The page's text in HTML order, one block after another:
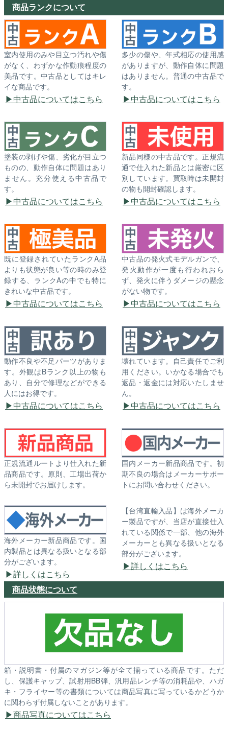
商品ランクについて
室内使用のみや目立つ汚れや傷
がなく、わずかな作動痕程度の
美品です。中古品としてはキレ
イな商品です。
中古品についてはこちら
多少の傷や、年式相応の使用感
がありますが、動作自体に問題
はありません。普通の中古品で
す。
中古品についてはこちら
塗装の剥げや傷、劣化が目立つ
ものの、動作自体に問題はあり
ません。充分使える中古品で
す。
中古品についてはこちら
新品同様の中古品です。正規流
通で仕入れた新品とは厳密に区
別しています。買取時は未開封
の物も開封確認します。
中古品についてはこちら
既に登録されていたランクA品
よりも状態が良い等の時のみ登
録する、ランクAの中でも特に
きれいな中古品です。
中古品についてはこちら
中古品の発火式モデルガンで、
発火動作が一度も行われおら
ず、発火に伴うダメージの懸念
がない物です。
中古品についてはこちら
動作不良や不足パーツがありま
す。外観はBランク以上の物も
あり、自分で修理などができる
人にはお得です。
中古品についてはこちら
壊れています。自己責任でご利
用ください。いかなる場合でも
返品・返金には対応いたしませ
ん。
中古品についてはこちら
正規流通ルートより仕入れた新
品商品です。原則、工場出荷か
ら未開封でお届けします。
国内メーカー新品商品です。初
期不良の場合はメーカーサポー
トにお問い合わせください。
海外メーカー新品商品です。国
内製品とは異なる扱いとなる部
分がございます。
詳しくはこちら
【台湾直輸入品】は海外メーカ
ー製品ですが、当店が直接仕入
れている関係で一部、他の海外
メーカーとも異なる扱いとなる
部分がございます。
詳しくはこちら
商品状態について
箱・説明書・付属のマガジン等が全て揃っている商品です。ただ
し、保護キャップ、試射用BB弾、汎用品レンチ等の消耗品や、ハガ
キ・フライヤー等の書類については商品写真に写っているかどうか
に関わらず付属しないことがあります。
商品写真についてはこちら